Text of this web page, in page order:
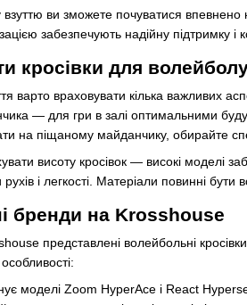
ви зможете почуватися впевнено
забезпечують надійну підтримку і
кросівки для
варто враховувати кілька важливих
— для гри в залі оптимальними
на піщаному майданчику, обирайте
висоту кросівок — високі моделі
і легкості. Матеріали повинні
бренди на Krosshouse
представлені волейбольні
моделі Zoom HyperAce і React